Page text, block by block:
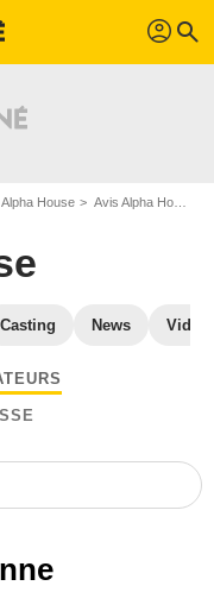
profil search
Alpha House Avis Alpha House
Casting News